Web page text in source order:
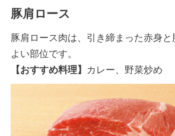
豚肩ロース
豚肩ロース肉は、引き締まった赤身
よい部位です。
【おすすめ料理】
カレー、野菜炒め